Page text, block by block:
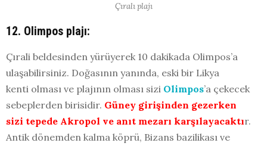
Çıralı plajı
12. Olimpos plajı:
Çırali beldesinden yürüyerek 10 dakikada Olimpos’a
ulaşabilirsiniz. Doğasının yanında, eski bir Likya
kenti olması ve plajının olması sizi Olimpos’a çekecek
sebeplerden birisidir. Güney girişinden gezerken
sizi tepede Akropol ve anıt mezarı karşılayacaktır.
Antik dönemden kalma köprü, Bizans bazilikası ve